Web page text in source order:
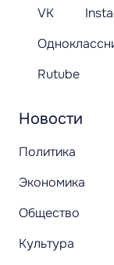
Новости
Политика
Экономика
Общество
Культура
VK
Rutube